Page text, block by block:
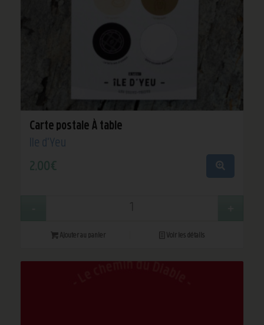
Carte postale À table
Île d'Yeu
2,00€
Ajouter au panier Voir les détails